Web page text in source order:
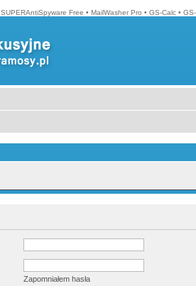
SUPERAntiSpyware Free • MailWasher Pro • GS-Calc •
Zapomniałem hasła